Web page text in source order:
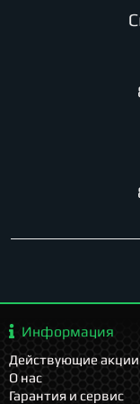
Информация
Действующие акции
О нас
Гарантия и сервис